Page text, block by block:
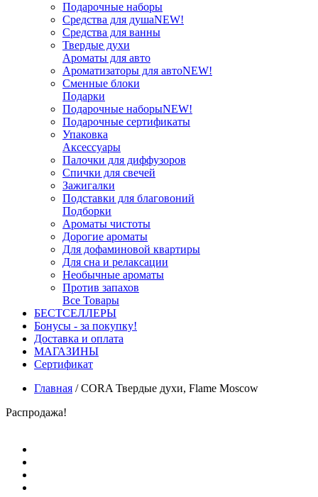
Подарочные наборы
Средства для душаNEW!
Средства для ванны
Твердые духи
Ароматы для авто
Ароматизаторы для автоNEW!
Сменные блоки
Подарки
Подарочные наборыNEW!
Подарочные сертификаты
Упаковка
Аксессуары
Палочки для диффузоров
Спички для свечей
Зажигалки
Подставки для благовоний
Подборки
Ароматы чистоты
Дорогие ароматы
Для дофаминовой квартиры
Для сна и релаксации
Необычные ароматы
Против запахов
Все Товары
БЕСТСЕЛЛЕРЫ
Бонусы - за покупку!
Доставка и оплата
МАГАЗИНЫ
Cертификат
Главная /CORA Твердые духи, Flame Moscow
Распродажа!